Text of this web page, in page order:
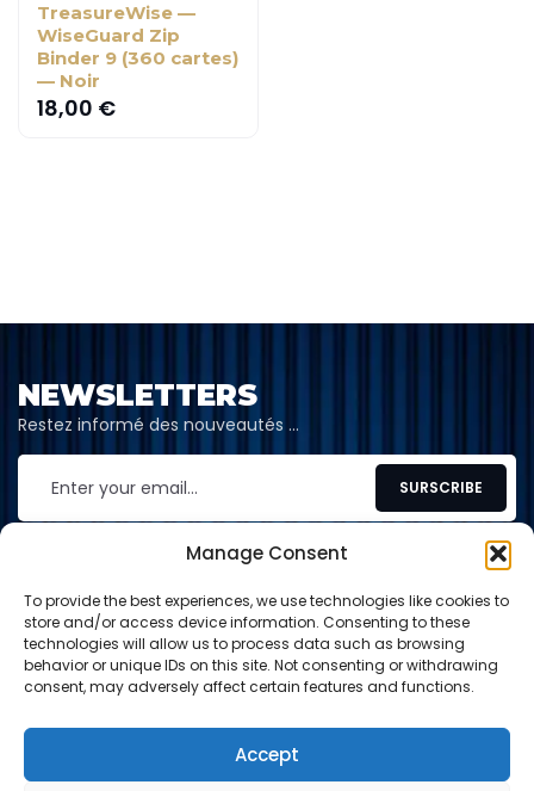
Manage Consent
To provide the best experiences, we use technologies like cookies to
store and/or access device information. Consenting to these
technologies will allow us to process data such as browsing
behavior or unique IDs on this site. Not consenting or withdrawing
consent, may adversely affect certain features and functions.
Accept
TreasureWise —
WiseGuard Zip
Binder 9 (360 cartes)
— Noir
18,00 €
NEWSLETTERS
Restez informé des nouveautés …
CONTACT
contact@shop-tcg.fr